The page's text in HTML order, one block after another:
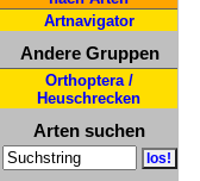
Artnavigator
Andere Gruppen
Orthoptera /
Heuschrecken
Arten suchen